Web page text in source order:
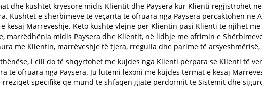
dhe kushtet kryesore midis Klientit dhe Paysera kur Klienti regjistrohet
Kushtet e shërbimeve të veçanta të ofruara nga Paysera përcaktohen në
kësaj Marrëveshje. Këto kushte vlejnë për Klientin pasi Klienti të njihet
marrëdhënia midis Paysera dhe Klientit, në lidhje me ofrimin e
me Klientin, marrëveshje të tjera, rregulla dhe parime të
i cili do të shqyrtohet me kujdes nga Klienti përpara se Klienti të
të ofruara nga Paysera. Ju lutemi lexoni me kujdes termat e kësaj
rreziqet specifike që mund të shfaqen gjatë përdormit të Sistemit dhe